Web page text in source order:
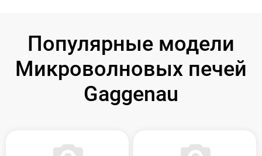
Популярные модели
Микроволновых печей
Gaggenau